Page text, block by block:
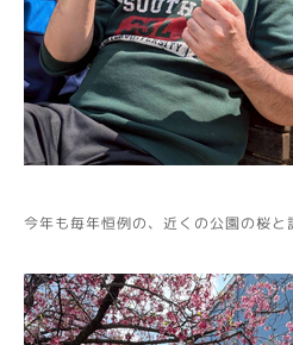
今年も毎年恒例の、近くの公園の桜